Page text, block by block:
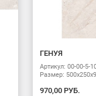
ГЕНУЯ
Артикул: 00-00-5-
Размер: 500х250х9
970,00 РУБ.